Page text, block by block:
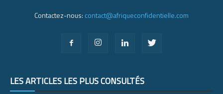
Contactez-nous: contact@afriqueconfidentielle.com
LES ARTICLES LES PLUS CONSULTÉS